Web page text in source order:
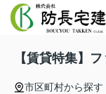
【賃貸特集】
市区町村から探す